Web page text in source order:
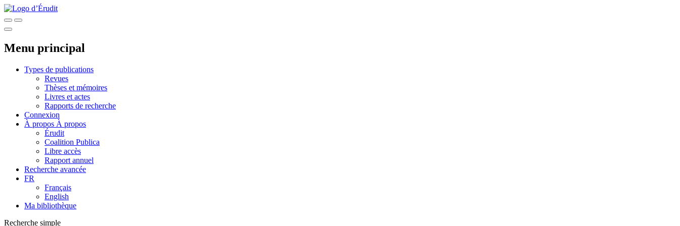
Menu principal
Types de publications
Revues
Thèses et mémoires
Livres et actes
Rapports de recherche
Connexion
À propos À propos
Érudit
Coalition Publica
Libre accès
Rapport annuel
Recherche avancée
FR
Français
English
Ma bibliothèque
Recherche simple